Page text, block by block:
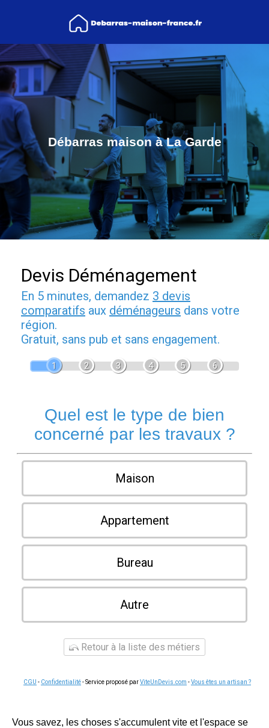
Débarras maison à La Garde
Devis Déménagement
En 5 minutes, demandez 3 devis
comparatifs aux déménageurs dans votre
région.
Gratuit, sans pub et sans engagement.
1 2 3 4 5 6
Quel est le type de bien
concerné par les travaux ?
Maison
Appartement
Bureau
Autre
Retour à la liste des métiers
CGU - Confidentialité- Service proposé parViteUnDevis.com -Vous êtes un artisan ?
Vous savez, les choses s'accumulent vite et l'espace se